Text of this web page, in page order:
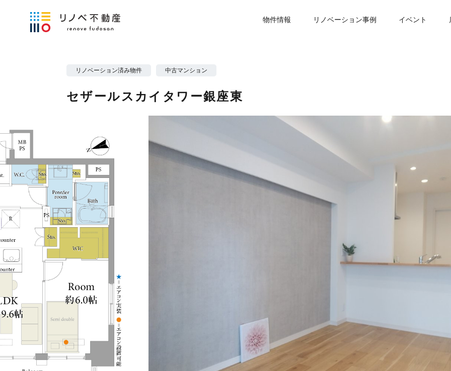
物件情報 リノベーション事例 イベント
リノベーション済み物件 中古マンション
セザールスカイタワー銀座東